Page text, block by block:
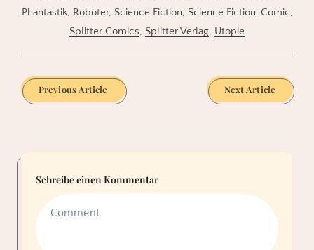
Phantastik, Roboter, Science Fiction, Science Fiction-Comic,
Splitter Comics, Splitter Verlag, Utopie
Previous Article Next Article
Schreibe einen Kommentar